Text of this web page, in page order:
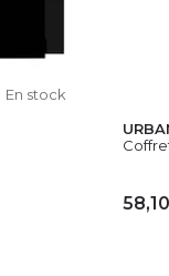
En stock
58,10